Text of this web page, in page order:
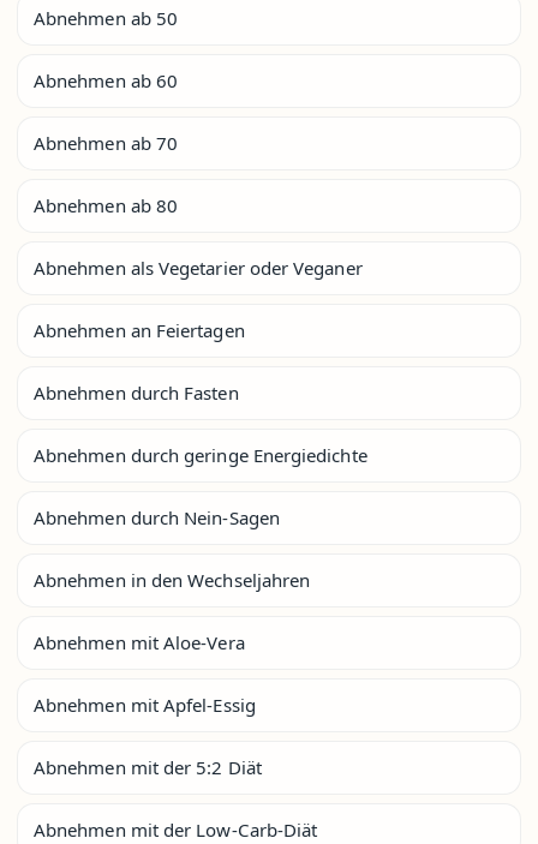
Abnehmen ab 50
Abnehmen ab 60
Abnehmen ab 70
Abnehmen ab 80
Abnehmen als Vegetarier oder Veganer
Abnehmen an Feiertagen
Abnehmen durch Fasten
Abnehmen durch geringe Energiedichte
Abnehmen durch Nein-Sagen
Abnehmen in den Wechseljahren
Abnehmen mit Aloe-Vera
Abnehmen mit Apfel-Essig
Abnehmen mit der 5:2 Diät
Abnehmen mit der Low-Carb-Diät